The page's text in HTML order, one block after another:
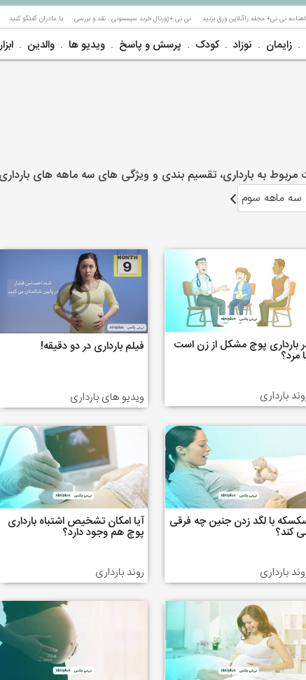
نی نی+ مجله راآنلاین ورق بزنید نی نی +ژورنال خربد سیسمونی ، نقد و بررسی با مادران گفتگو کنید
زایمان نوزاد کودک پرسش و پاسخ ویدیو ها والدین ابزار
به بارداری، تقسیم بندی و ویژگی های سه ماهه های
سه ماهه سوم
بارداری پوچ مشکل از زن است
مرد؟
بارداری
فیلم بارداری در دو دقیقه!
ویدیو های بارداری
با لگد زدن جنین چه فرقی
کند؟
بارداری
آیا امکان تشخیص اشتباه بارداری
پوچ هم وجود دارد؟
روند بارداری